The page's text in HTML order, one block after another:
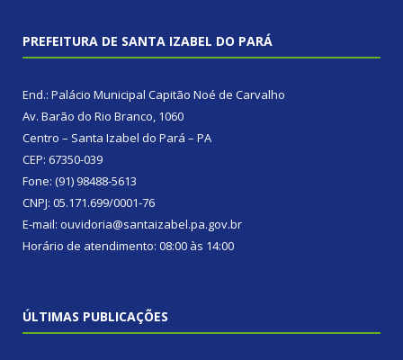
PREFEITURA DE SANTA IZABEL DO PARÁ
End.: Palácio Municipal Capitão Noé de Carvalho
Av. Barão do Rio Branco, 1060
Centro – Santa Izabel do Pará – PA
CEP: 67350-039
Fone: (91) 98488-5613
CNPJ: 05.171.699/0001-76
E-mail: ouvidoria@santaizabel.pa.gov.br
Horário de atendimento: 08:00 às 14:00
ÚLTIMAS PUBLICAÇÕES